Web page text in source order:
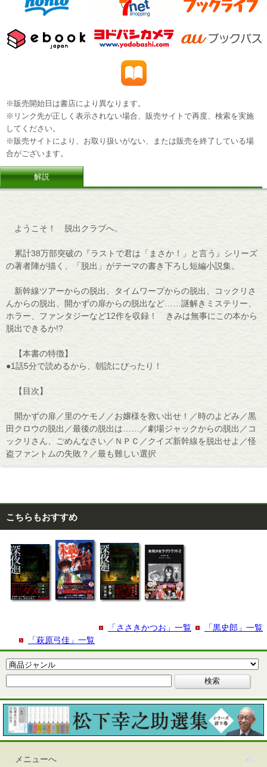
※販売開始日は書店により異なります。
※リンク先が正しく表示されない場合、販売サイトで再度、検索を実施
してください。
※販売サイトにより、お取り扱いがない、または販売を終了している場
合がございます。
解説
ようこそ！ 脱出クラブへ。
累計38万部突破の『ラストで君は「まさか！」と言う』シリーズ
の著者陣が描く、「脱出」がテーマの書き下ろし短編小説集。
新幹線ツアーからの脱出、タイムワープからの脱出、コックリさ
んからの脱出、開かずの扉からの脱出など……謎解きミステリー、
ホラー、ファンタジーなど12作を収録！ きみは無事にこの本から
脱出できるか!?
【本書の特徴】
●1話5分で読めるから、朝読にぴったり！
【目次】
開かずの扉／里のケモノ／お嬢様を救い出せ！／時のよどみ／黒
田クロウの脱出／最後の脱出は……／劇場ジャックからの脱出／コ
ックリさん、ごめんなさい／ＮＰＣ／クイズ新幹線を脱出せよ／怪
盗ファントムの失敗？／最も難しい選択
こちらもおすすめ
「黒史郎」一覧
「ささきかつお」一覧
「萩原弓佳」一覧
メニューへ